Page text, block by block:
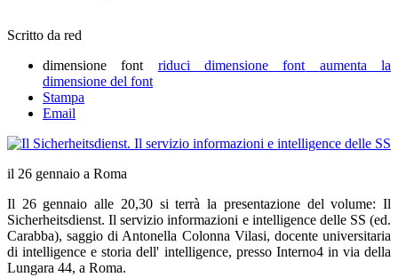
Scritto da red
dimensione font
riduci dimensione font
aumenta la
dimensione del font
Stampa
Email
il 26 gennaio a Roma
Il 26 gennaio alle 20,30 si terrà la presentazione del volume: Il
Sicherheitsdienst. Il servizio informazioni e intelligence delle SS (ed.
Carabba), saggio di Antonella Colonna Vilasi, docente universitaria
di intelligence e storia dell' intelligence, presso Interno4 in via della
Lungara 44, a Roma.